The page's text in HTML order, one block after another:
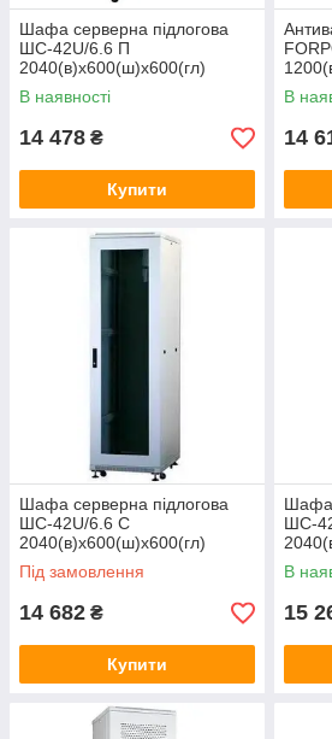
Шафа серверна підлогова
ШС-42U/6.6 П
2040(в)х600(ш)х600(гл)
В наявності
14 478 ₴
Купити
В
14
Шафа серверна підлогова
ШС-42U/6.6 C
2040(в)х600(ш)х600(гл)
Під замовлення
14 682 ₴
Купити
Шафа
ШС-
В
15